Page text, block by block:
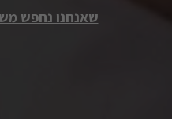
שאנחנו נחפש